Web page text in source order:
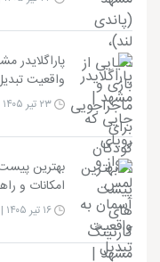
پاراگلایدر
واقعیت
بهترین
امکانات و